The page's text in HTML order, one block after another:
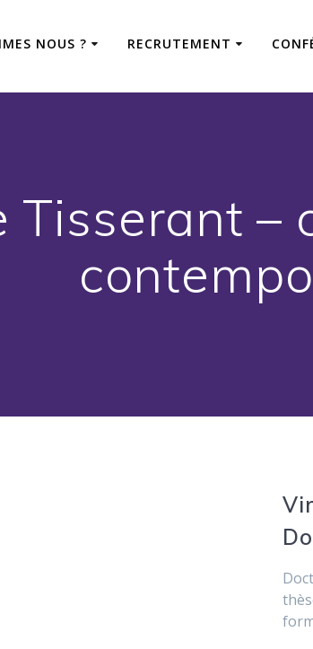
NOUS ? RECRUTEMENT
Tisserant –